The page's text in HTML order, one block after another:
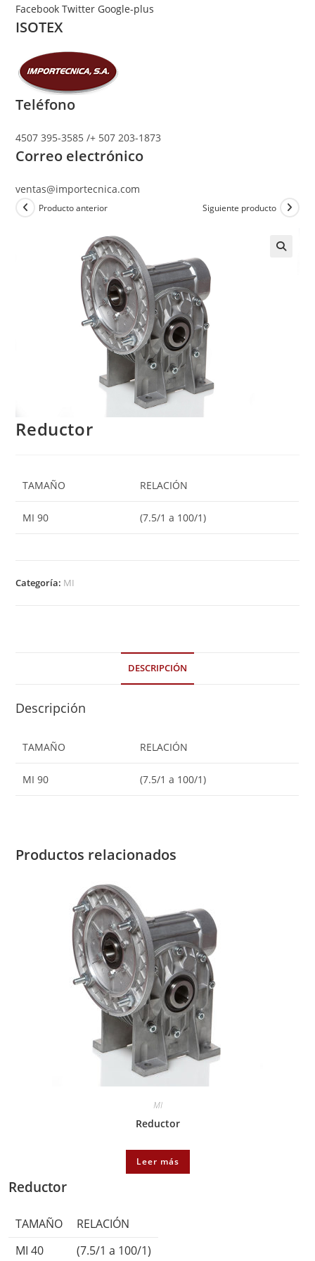
FacebookTwitter Google-plus
ISOTEX
Teléfono
4507 395-3585 /+ 507 203-1873
Correo electrónico
ventas@importecnica.com
Producto anterior Siguiente producto
Reductor
TAMAÑO RELACIÓN
MI 90 (7.5/1 a 100/1)
Categoría: MI
DESCRIPCIÓN
Descripción
TAMAÑO RELACIÓN
MI 90 (7.5/1 a 100/1)
Productos relacionados
MI
Reductor
Leer más
Reductor
TAMAÑO
RELACIÓN
MI 40
(7.5/1 a 100/1)